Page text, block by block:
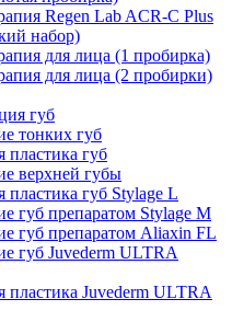
Regen Lab ACR-C Plus
набор)
для лица (1 пробирка)
для лица (2 пробирки)
губ
тонких губ
пластика губ
верхней губы
пластика губ Stylage L
губ препаратом Stylage M
губ препаратом Aliaxin FL
губ Juvederm ULTRA
пластика Juvederm ULTRA